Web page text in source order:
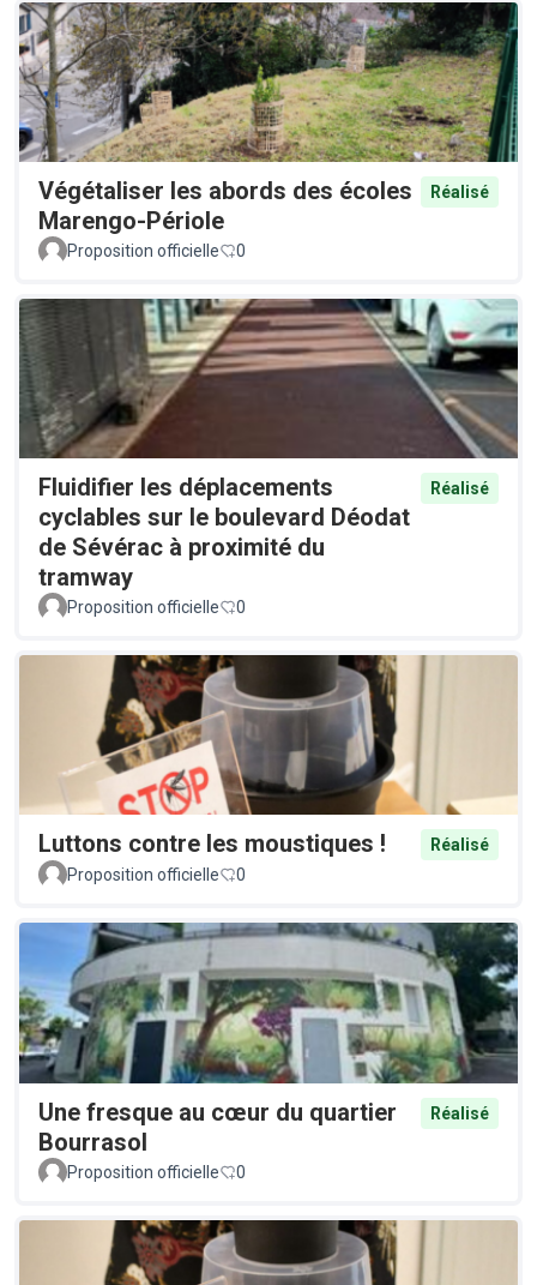
Végétaliser les abords des écoles
Marengo-Périole
Réalisé
Proposition officielle 0
Fluidifier les déplacements
cyclables sur le boulevard Déodat
de Sévérac à proximité du
tramway
Réalisé
Proposition officielle 0
Luttons contre les moustiques !
Réalisé
Proposition officielle
0
Une fresque au cœur du quartier
Bourrasol
Réalisé
Proposition officielle 0